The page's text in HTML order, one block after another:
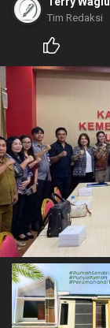
Tim Redaksi